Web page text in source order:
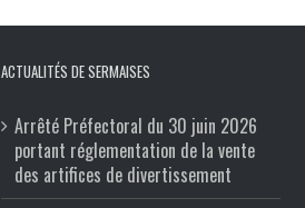
ACTUALITÉS DE SERMAISES
Arrêté Préfectoral du 30 juin 2026
portant réglementation de la vente
des artifices de divertissement